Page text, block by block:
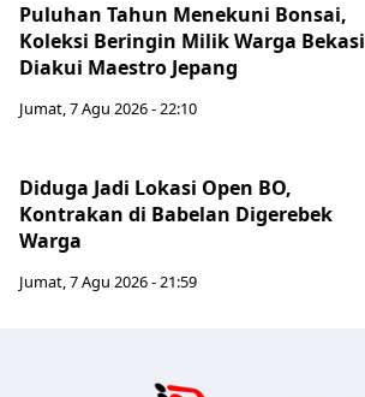
Puluhan Tahun Menekuni Bonsai,
Koleksi Beringin Milik Warga Bekasi
Diakui Maestro Jepang
Jumat, 7 Agu 2026 - 22:10
Diduga Jadi Lokasi Open BO,
Kontrakan di Babelan Digerebek
Warga
Jumat, 7 Agu 2026 - 21:59